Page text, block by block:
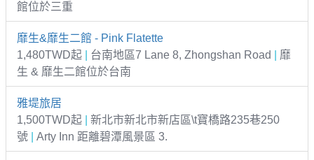
館位於三重
靡生&靡生二館 - Pink Flatette
1,480TWD起
台南地區7 Lane 8, Zhongshan Road
靡
生 & 靡生二館位於台南
雅堤旅居
1,500TWD起
新北市新北市新店區\t寶橋路235巷250
號
Arty Inn 距離碧潭風景區 3.